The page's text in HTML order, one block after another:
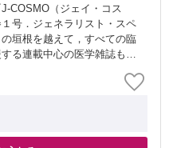
COSMO（ジェイ・コス
号．ジェネラリスト・スペ
垣根を越えて，すべての臨
る連載中心の医学雑誌も２
改革」．患者さんのためにこ
養生」は止...